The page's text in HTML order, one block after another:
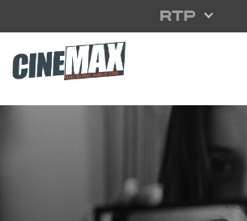
Saltar para o conteúdo principal